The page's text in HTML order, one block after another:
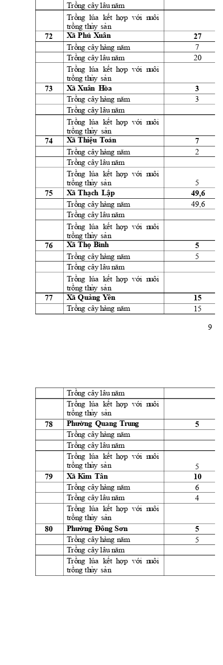
9
Trồng cây lâu năm
Trồng lúa kết hợp với
  n
uôi
trồng thủy sản
72 Xã Phú Xuân 27
Trồng cây hàng năm 7
Trồng cây lâu năm 20
Trồng lúa kết hợp với
  n
uôi
trồng thủy sản
73 Xã Xuân Hòa 3
Trồng cây hàng năm 3
Trồng cây lâu năm
Trồng lúa kết hợp với
  n
uôi
trồng thủy sản
74 Xã Thiệu Toán 7
Trồng cây hàng năm 2
Trồng cây lâu năm
Trồng lúa kết hợp với
  n
uôi
trồng thủy sản 5
75 Xã Thạch Lập 49,6
Trồng cây hàng năm 49,6
Trồng cây lâu năm
Trồng lúa kết hợp với
  n
uôi
trồng thủy sản
76 Xã Thọ Bình 5
Trồng cây hàng năm 5
Trồng cây lâu năm
Trồng lúa kết hợp với
  n
uôi
trồng thủy sản
77 Xã Quảng Yên 15
Trồng cây hàng năm 15
Trồng cây lâu năm
Trồng lúa kết hợp với
  n
uôi
trồng thủy sản
78 Phường Quang Trung 5
Trồng cây hàng năm
Trồng cây lâu năm
Trồng lúa kết hợp với
  n
uôi
trồng thủy sản 5
79 Xã Kim Tân 10
Trồng cây hàng năm 6
Trồng cây lâu năm 4
Trồng lúa kết hợp với
  n
uôi
trồng thủy sản
80 Phường Đông Sơn 5
Trồng cây hàng năm 5
Trồng cây lâu năm
Trồng lúa kết hợp với
  n
uôi
trồng thủy sản